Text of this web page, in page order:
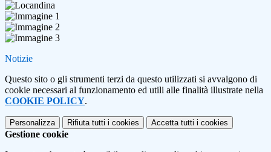
Notizie
Questo sito o gli strumenti terzi da questo utilizzati si avvalgono di
cookie necessari al funzionamento ed utili alle finalità illustrate nella
COOKIE POLICY.
Personalizza Rifiuta tutti i cookies Accetta tutti i cookies
Gestione cookie